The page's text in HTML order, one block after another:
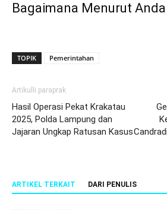
Bagaimana Menurut Anda
TOPIK Pemerintahan
Artikulli paraprak
Hasil Operasi Pekat Krakatau
2025, Polda Lampung dan
Jajaran Ungkap Ratusan Kasus
ARTIKEL TERKAIT DARI PENULIS